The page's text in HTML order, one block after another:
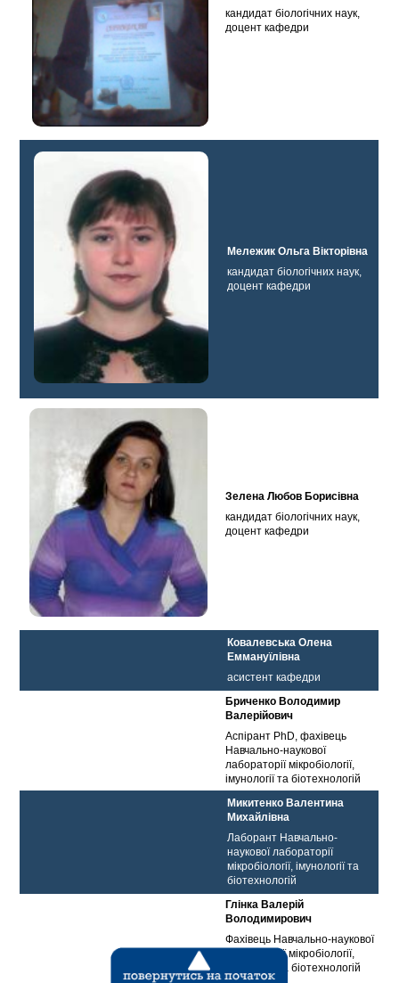
кандидат біологічних наук,
доцент кафедри
Мележик Ольга Вікторівна
кандидат біологічних наук,
доцент кафедри
Зелена Любов Борисівна
кандидат біологічних наук,
доцент кафедри
Ковалевська Олена
Еммануїлівна
асистент кафедри
Бриченко Володимир
Валерійович
Аспірант PhD, фахівець
Навчально-наукової
лабораторії мікробіології,
імунології та біотехнологій
Микитенко Валентина
Михайлівна
Лаборант Навчально-
наукової лабораторії
мікробіології, імунології та
біотехнологій
Глінка Валерій
Володимирович
Фахівець Навчально-наукової
лабораторії мікробіології,
імунології та біотехнологій